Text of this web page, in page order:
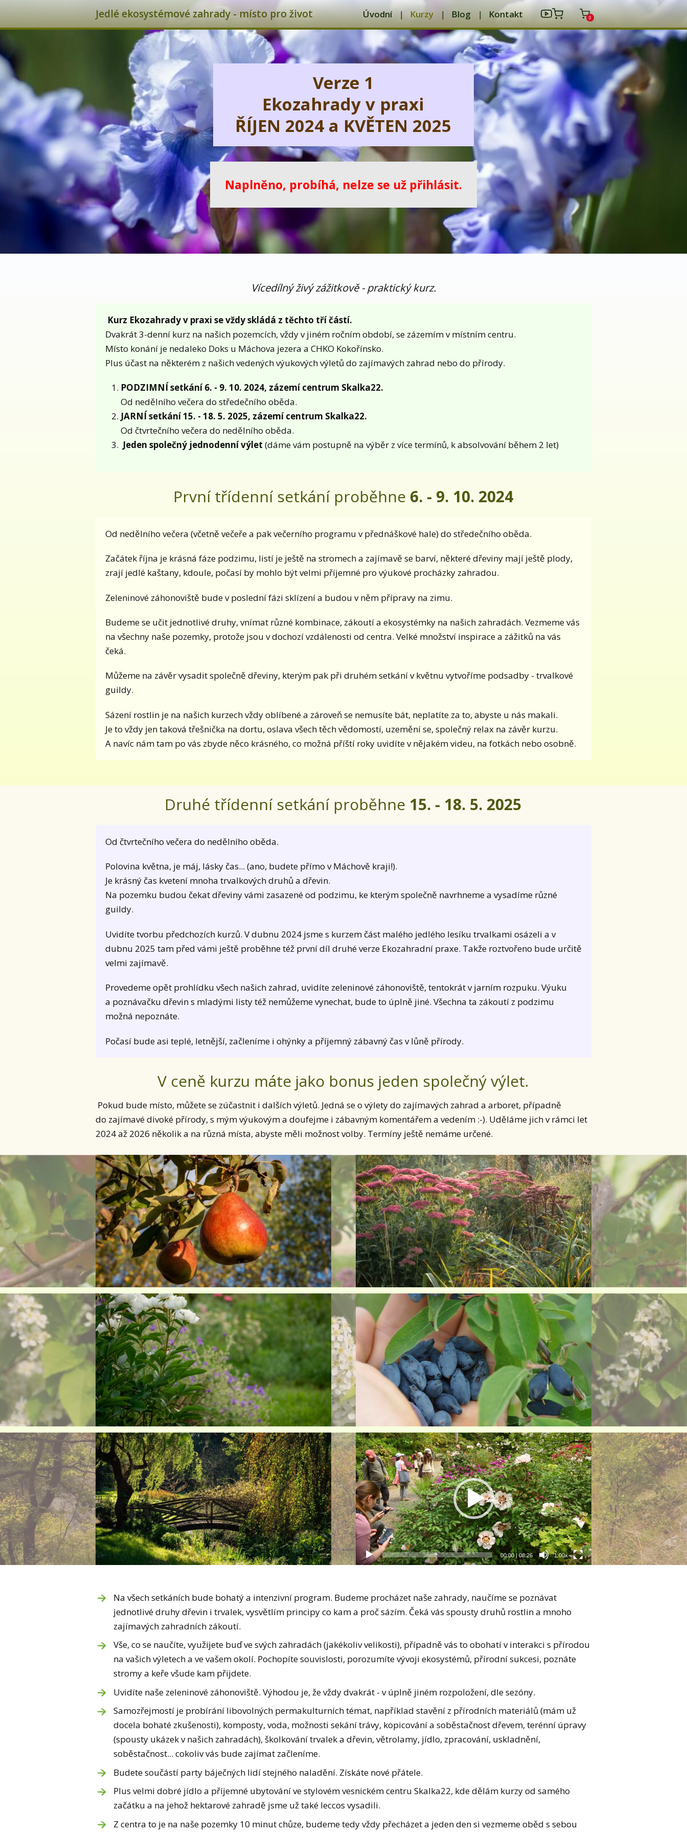
Jedlé ekosystémové zahrady - místo pro život Úvodní Kurzy Blog Kontakt 0
Verze 1
Ekozahrady v praxi
ŘÍJEN 2024 a KVĚTEN 2025
Naplněno, probíhá, nelze se už přihlásit.
Vícedílný živý zážitkově - praktický kurz.
Kurz Ekozahrady v praxi se vždy skládá z těchto tří částí.
Dvakrát 3-denní kurz na našich pozemcích, vždy v jiném ročním období, se zázemím v místním centru.
Místo konání je nedaleko Doks u Máchova jezera a CHKO Kokořínsko.
Plus účast na některém z našich vedených výukových výletů do zajímavých zahrad nebo do přírody.
PODZIMNÍ setkání 6. - 9. 10. 2024, zázemí centrum Skalka22.
Od nedělního večera do středečního oběda.
JARNÍ setkání 15. - 18. 5. 2025, zázemí centrum Skalka22.
Od čtvrtečního večera do nedělního oběda.
Jeden společný jednodenní výlet (dáme vám postupně na výběr z více termínů, k absolvování během 2 let)
První třídenní setkání proběhne 6. - 9. 10. 2024
Od nedělního večera (včetně večeře a pak večerního programu v přednáškové hale) do středečního oběda.
Začátek října je krásná fáze podzimu, listí je ještě na stromech a zajímavě se barví, některé dřeviny mají ještě plody,
zrají jedlé kaštany, kdoule, počasí by mohlo být velmi příjemné pro výukové procházky zahradou.
Zeleninové záhonoviště bude v poslední fázi sklízení a budou v něm přípravy na zimu.
Budeme se učit jednotlivé druhy, vnímat různé kombinace, zákoutí a ekosystémky na našich zahradách. Vezmeme vás
na všechny naše pozemky, protože jsou v dochozí vzdálenosti od centra. Velké množství inspirace a zážitků na vás
čeká.
Můžeme na závěr vysadit společně dřeviny, kterým pak při druhém setkání v květnu vytvoříme podsadby - trvalkové
guildy.
Sázení rostlin je na našich kurzech vždy oblíbené a zároveň se nemusíte bát, neplatíte za to, abyste u nás makali.
Je to vždy jen taková třešnička na dortu, oslava všech těch vědomostí, uzemění se, společný relax na závěr kurzu.
A navíc nám tam po vás zbyde něco krásného, co možná příští roky uvidíte v nějakém videu, na fotkách nebo osobně.
Druhé třídenní setkání proběhne 15. - 18. 5. 2025
Od čtvrtečního večera do nedělního oběda.
Polovina května, je máj, lásky čas... (ano, budete přímo v Máchově kraji!).
Je krásný čas kvetení mnoha trvalkových druhů a dřevin.
Na pozemku budou čekat dřeviny vámi zasazené od podzimu, ke kterým společně navrhneme a vysadíme různé
guildy.
Uvidíte tvorbu předchozích kurzů. V dubnu 2024 jsme s kurzem část malého jedlého lesíku trvalkami osázeli a v
dubnu 2025 tam před vámi ještě proběhne též první díl druhé verze Ekozahradní praxe. Takže roztvořeno bude určitě
velmi zajímavě.
Provedeme opět prohlídku všech našich zahrad, uvidíte zeleninové záhonoviště, tentokrát v jarním rozpuku. Výuku
a poznávačku dřevin s mladými listy též nemůžeme vynechat, bude to úplně jiné. Všechna ta zákoutí z podzimu
možná nepoznáte.
Počasí bude asi teplé, letnější, začleníme i ohýnky a příjemný zábavný čas v lůně přírody.
V ceně kurzu máte jako bonus jeden společný výlet.
Pokud bude místo, můžete se zúčastnit i dalších výletů. Jedná se o výlety do zajímavých zahrad a arboret, případně
do zajímavé divoké přírody, s mým výukovým a doufejme i zábavným komentářem a vedením :-). Uděláme jich v rámci let
2024 až 2026 několik a na různá místa, abyste měli možnost volby. Termíny ještě nemáme určené.
Video
přehrávač
00:00|08:26 1.00x
Na všech setkáních bude bohatý a intenzivní program. Budeme procházet naše zahrady, naučíme se poznávat
jednotlivé druhy dřevin i trvalek, vysvětlím principy co kam a proč sázím. Čeká vás spousty druhů rostlin a mnoho
zajímavých zahradních zákoutí.
Vše, co se naučíte, využijete buď ve svých zahradách (jakékoliv velikosti), případně vás to obohatí v interakci s přírodou
na vašich výletech a ve vašem okolí. Pochopíte souvislosti, porozumíte vývoji ekosystémů, přírodní sukcesi, poznáte
stromy a keře všude kam přijdete.
Uvidíte naše zeleninové záhonoviště. Výhodou je, že vždy dvakrát - v úplně jiném rozpoložení, dle sezóny.
Samozřejmostí je probírání libovolných permakulturních témat, například stavění z přírodních materiálů (mám už
docela bohaté zkušenosti), komposty, voda, možnosti sekání trávy, kopicování a soběstačnost dřevem, terénní úpravy
(spousty ukázek v našich zahradách), školkování trvalek a dřevin, větrolamy, jídlo, zpracování, uskladnění,
soběstačnost... cokoliv vás bude zajímat začleníme.
Budete součástí party báječných lidí stejného naladění. Získáte nové přátele.
Plus velmi dobré jídlo a příjemné ubytování ve stylovém vesnickém centru Skalka22, kde dělám kurzy od samého
začátku a na jehož hektarové zahradě jsme už také leccos vysadili.
Z centra to je na naše pozemky 10 minut chůze, budeme tedy vždy přecházet a jeden den si vezmeme oběd s sebou